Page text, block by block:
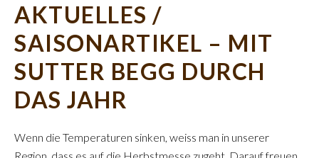
AKTUELLES /
SAISONARTIKEL – MIT
SUTTER BEGG DURCH
DAS JAHR
Wenn die Temperaturen sinken, weiss man in unserer